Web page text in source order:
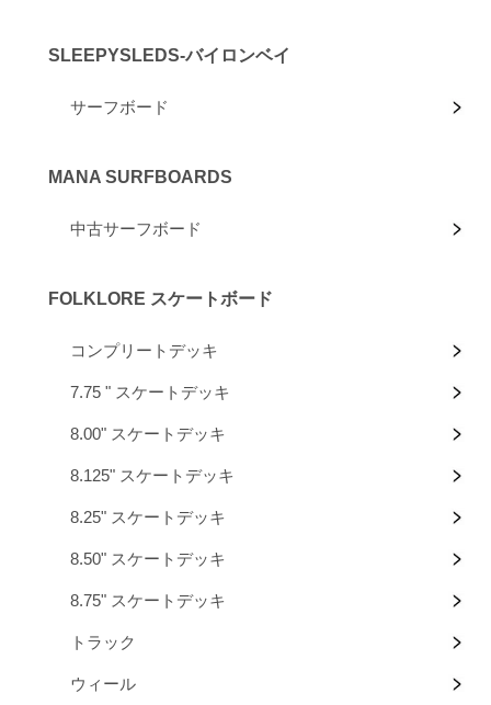
SLEEPYSLEDS-バイロンベイ
サーフボード
MANA SURFBOARDS
中古サーフボード
FOLKLORE スケートボード
コンプリートデッキ
7.75 " スケートデッキ
8.00" スケートデッキ
8.125" スケートデッキ
8.25" スケートデッキ
8.50" スケートデッキ
8.75" スケートデッキ
トラック
ウィール